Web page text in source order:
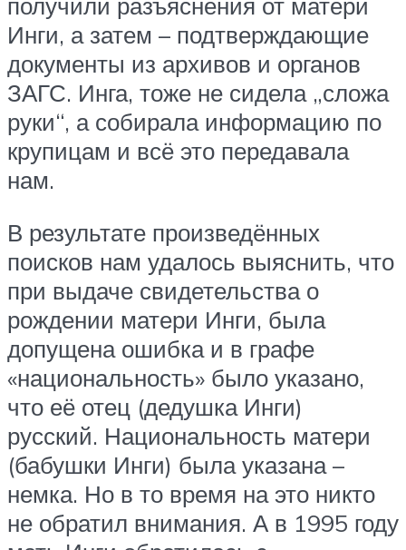
Инги, а затем – подтверждающие
документы из архивов и органов
ЗАГС. Инга, тоже не сидела „сложа
руки“, а собирала информацию по
крупицам и всё это передавала
нам.
В результате произведённых
поисков нам удалось выяснить, что
при выдаче свидетельства о
рождении матери Инги, была
допущена ошибка и в графе
«национальность» было указано,
что её отец (дедушка Инги)
русский. Национальность матери
(бабушки Инги) была указана –
немка. Но в то время на это никто
не обратил внимания. А в 1995 году